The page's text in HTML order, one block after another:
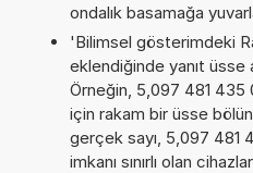
ondalık basamağa
'Bilimsel gösterimdeki
eklendiğinde yanıt üsse
Örneğin, 5,097 481 435
için rakam bir üsse
gerçek sayı, 5,097 481
imkanı sınırlı olan